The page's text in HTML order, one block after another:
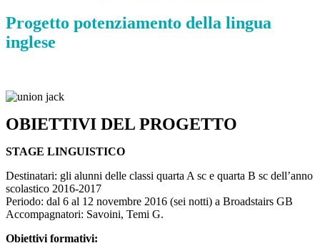
Progetto potenziamento della lingua
inglese
OBIETTIVI DEL PROGETTO
STAGE LINGUISTICO
Destinatari: gli alunni delle classi quarta A sc e quarta B sc dell’anno
scolastico 2016-2017
Periodo: dal 6 al 12 novembre 2016 (sei notti) a Broadstairs GB
Accompagnatori: Savoini, Temi G.
Obiettivi formativi: